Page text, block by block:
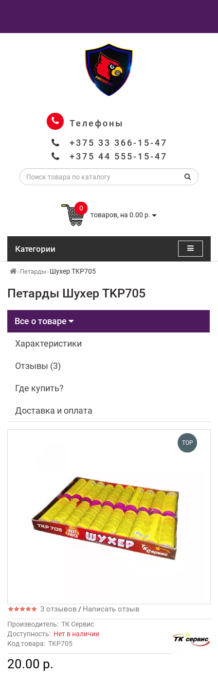
Телефоны
+375 33 366-15-47
+375 44 555-15-47
0
товаров, на 0.00 р.
Категории
Петарды Шухер TKP705
Петарды Шухер TKP705
Все о товаре
Характеристики
Отзывы (3)
Где купить?
Доставка и оплата
TOP
3 отзывов / Написать отзыв
Производитель: ТК Сервис
Доступность: Нет в наличии
Код товара: TKP705
20.00 р.